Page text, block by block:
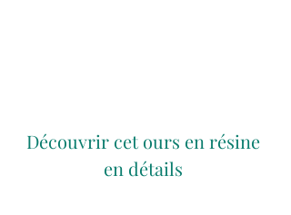
Découvrir cet ours en résine
en détails